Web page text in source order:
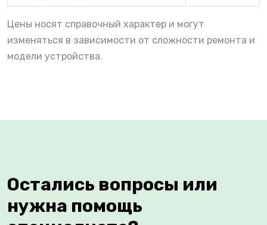
Цены носят справочный характер и могут
изменяться в зависимости от сложности ремонта и
модели устройства.
Остались вопросы или
нужна помощь